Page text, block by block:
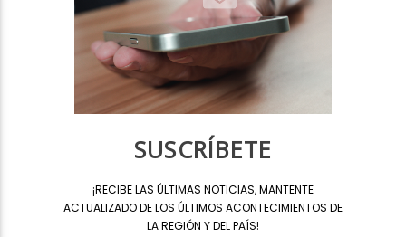
SUSCRÍBETE
¡RECIBE LAS ÚLTIMAS NOTICIAS, MANTENTE
ACTUALIZADO DE LOS ÚLTIMOS ACONTECIMIENTOS DE
LA REGIÓN Y DEL PAÍS!